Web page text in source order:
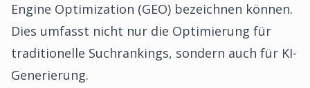
Engine Optimization (GEO) bezeichnen können.
Dies umfasst nicht nur die Optimierung für
traditionelle Suchrankings, sondern auch für KI-
Generierung.